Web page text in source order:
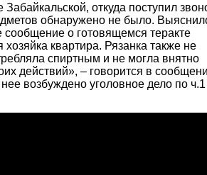
откуда поступил
обнаружено не было.
сообщение о готовящемся теракте
квартира. Рязанка также не
спиртным и не могла внятно
действий», – говорится в
возбуждено уголовное дело по ч.1